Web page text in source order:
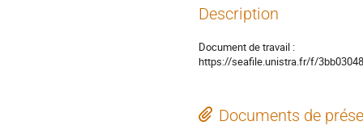
Description
Document de travail :
https://seafile.unistra.fr/f/
Documents de